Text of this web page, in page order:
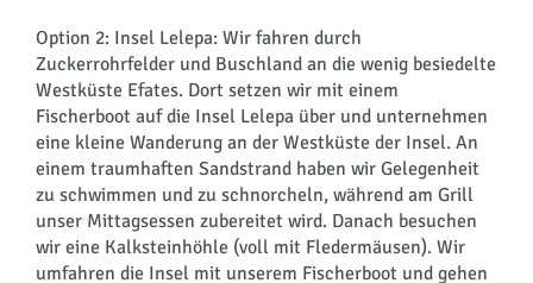
Option 2: Insel Lelepa: Wir fahren durch
Zuckerrohrfelder und Buschland an die wenig besiedelte
Westküste Efates. Dort setzen wir mit einem
Fischerboot auf die Insel Lelepa über und unternehmen
eine kleine Wanderung an der Westküste der Insel. An
einem traumhaften Sandstrand haben wir Gelegenheit
zu schwimmen und zu schnorcheln, während am Grill
unser Mittagsessen zubereitet wird. Danach besuchen
wir eine Kalksteinhöhle (voll mit Fledermäusen). Wir
umfahren die Insel mit unserem Fischerboot und gehen